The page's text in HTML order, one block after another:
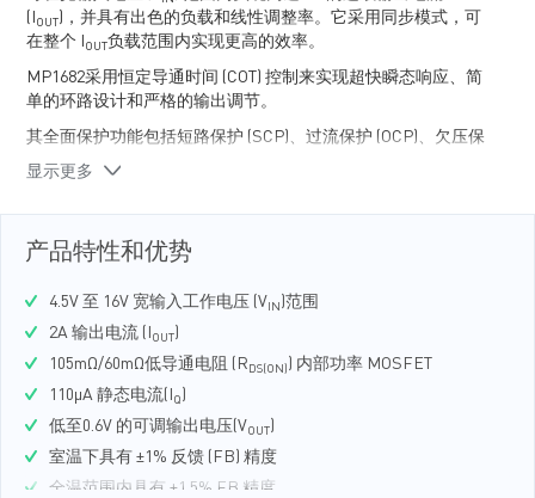
OUT)，并具有出色的负载和线性调整率。它采用同步模式，可
在整个 I
OUT负载范围内实现更高的效率。
MP1682采用恒定导通时间 (COT) 控制来实现超快瞬态响应、简
单的环路设计和严格的输出调节。
其全面保护功能包括短路保护 (SCP)、过流保护 (OCP)、欠压保
护 (UVP) 和过温关断保护。
显示更多
产品特性和优势
4.5V 至 16V 宽输入工作电压 (V IN )范围
2A 输出电流 (I
OUT)
105mΩ/60mΩ低导通电阻 (R DS(ON) ) 内部功率 MOSFET
110μA 静态电流(I
Q )
低至0.6V 的可调输出电压(V OUT)
室温下具有 ±1% 反馈 (FB) 精度
全温范围内具有 ±1.5% FB 精度